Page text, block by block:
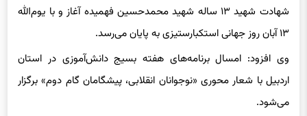
۱۳ آبان روز جهانی استکبارستیزی به پایان می‌رسد.
وی افزود: امسال برنامه‌های هفته بسیج دانش‌آموزی در استان
اردبیل با شعار محوری «نوجوانان انقلابی، پیشگامان گام دوم» برگزار
می‌شود.
مسؤول سازمان بسیج دانش‌آموزی سپاه حضرت عباس(ع) استان